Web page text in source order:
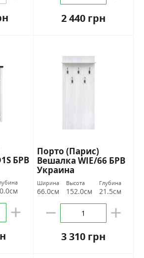
2 440 грн
БРВ
Порто (Парис)
Вешалка WIE/66 БРВ
Украина
Ширина
66.0см
Высота
152.0см
Глубина
21.5см
3 310 грн